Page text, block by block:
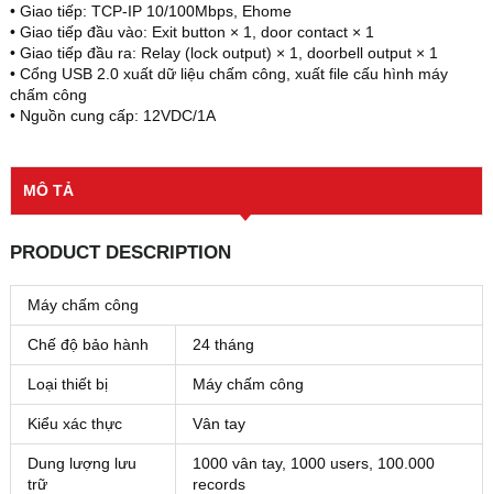
• Giao tiếp: TCP-IP 10/100Mbps, Ehome
• Giao tiếp đầu vào: Exit button × 1, door contact × 1
• Giao tiếp đầu ra: Relay (lock output) × 1, doorbell output × 1
• Cổng USB 2.0 xuất dữ liệu chấm công, xuất file cấu hình máy
chấm công
• Nguồn cung cấp: 12VDC/1A
MÔ TẢ
PRODUCT DESCRIPTION
Máy chấm công
Chế độ bảo hành 24 tháng
Loại thiết bị Máy chấm công
Kiểu xác thực Vân tay
Dung lượng lưu
trữ
1000 vân tay, 1000 users, 100.000
records